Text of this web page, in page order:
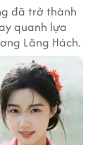
đã trở thành
quanh lựa
Lăng Hách.